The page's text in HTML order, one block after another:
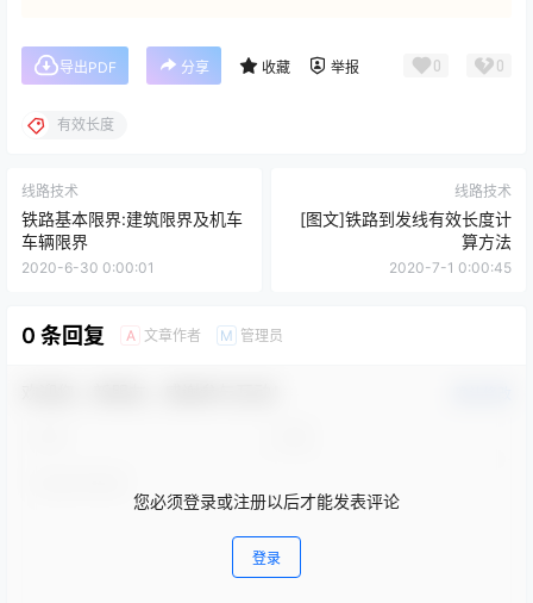
导出PDF 分享 收藏 举报 0 0
有效长度
线路技术
铁路基本限界:建筑限界及机车
车辆限界
2020-6-30 0:00:01
线路技术
[图文]铁路到发线有效长度计
算方法
2020-7-1 0:00:45
0 条回复 A 文章作者 M 管理员
您必须登录或注册以后才能发表评论
登录